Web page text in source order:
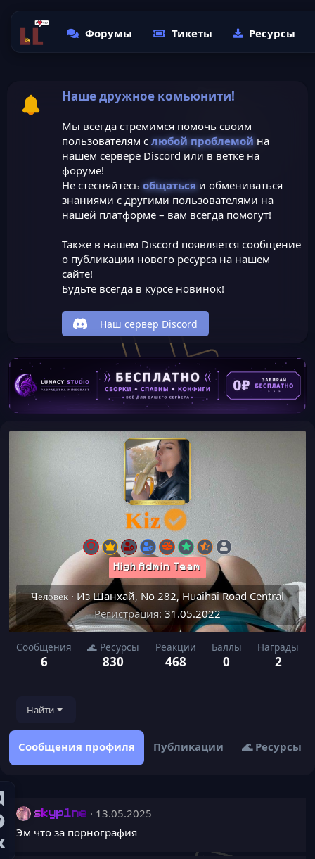
Форумы Тикеты Ресурсы
Наше дружное комьюнити!
Мы всегда стремимся помочь своим
пользователям с любой проблемойна
нашем сервере Discord или в ветке на
форуме!
Не стесняйтесь общатьсяи обмениваться
знаниями с другими пользователями на
нашей платформе – вам всегда помогут!
Также в нашем Discord появляется сообщение
о публикации нового ресурса на нашем
сайте!
Будьте всегда в курсе новинок!
Наш сервер Discord
Kiz
High Admin Team
Человек · Из Шанхай, No 282, Huaihai Road Central
Регистрация 31.05.2022
Сообщения
6
🌊 Ресурсы
830
Реакции
468
Баллы
0
Награды
2
Найти
Сообщения профиля Публикации 🌊 Ресурсы
skyp1ne
13.05.2025
Эм что за порнография